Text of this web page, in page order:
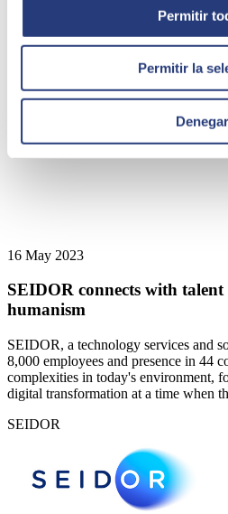
Permitir
Permitir la
Denegar
16 May 2023
SEIDOR connects with
humanism
SEIDOR, a technology services and
8,000 employees and presence in 44
complexities in today's environment,
digital transformation at a time when
SEIDOR